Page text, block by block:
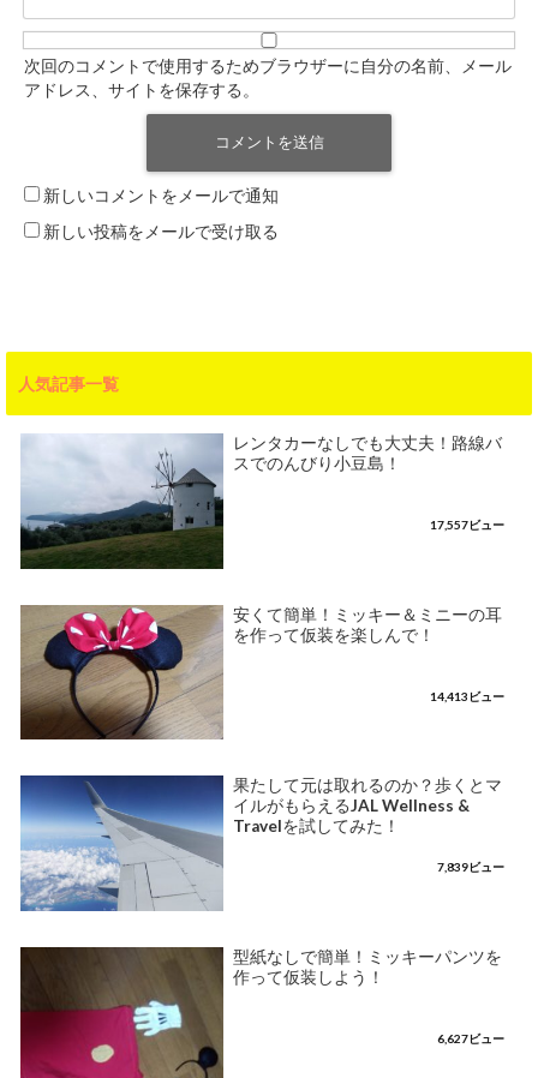
次回のコメントで使用するためブラウザーに自分の名前、メール
アドレス、サイトを保存する。
新しいコメントをメールで通知
新しい投稿をメールで受け取る
人気記事一覧
レンタカーなしでも大丈夫！路線バ
スでのんびり小豆島！
17,557ビュー
安くて簡単！ミッキー＆ミニーの耳
を作って仮装を楽しんで！
14,413ビュー
果たして元は取れるのか？歩くとマ
イルがもらえるJAL Wellness &
Travelを試してみた！
7,839ビュー
型紙なしで簡単！ミッキーパンツを
作って仮装しよう！
6,627ビュー